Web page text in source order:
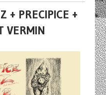
+ PRECIPICE +
VERMIN